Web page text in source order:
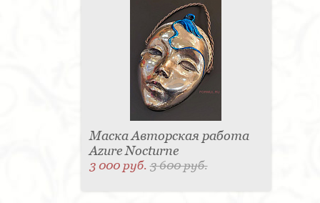
Маска Авторская работа
Azure Nocturne
3 000 руб.3 600 руб.